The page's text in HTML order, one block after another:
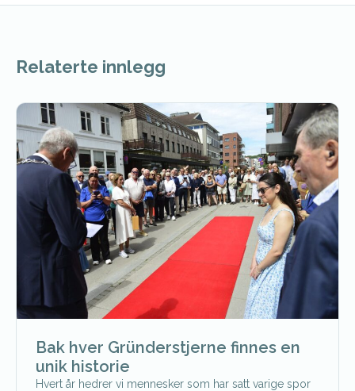
Relaterte innlegg
Bak hver Gründerstjerne finnes en
unik historie
Hvert år hedrer vi mennesker som har satt varige spor